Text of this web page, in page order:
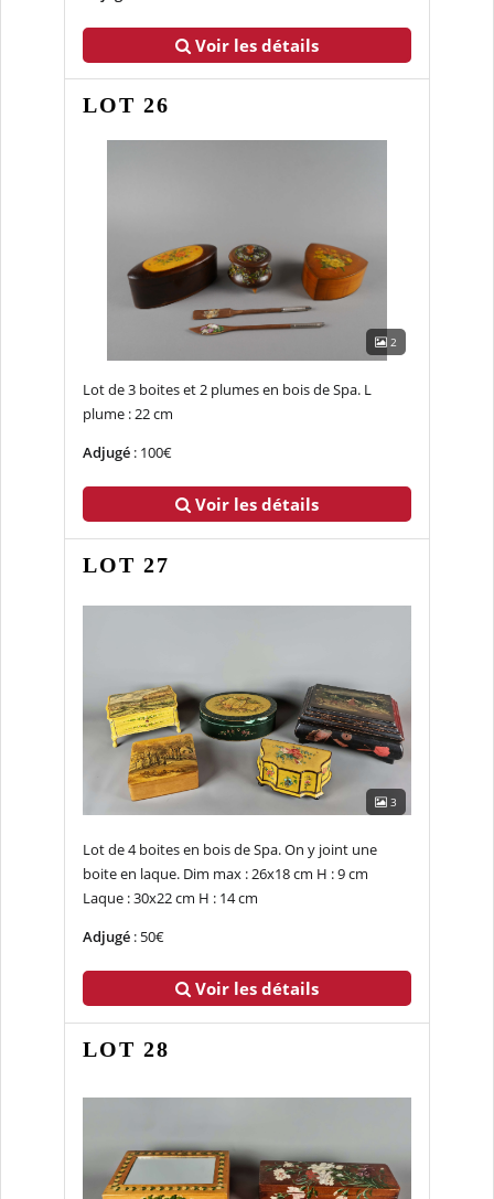
Voir les détails
LOT 26
2
Lot de 3 boites et 2 plumes en bois de Spa. L
plume : 22 cm
Adjugé: 100€
Voir les détails
LOT 27
3
Lot de 4 boites en bois de Spa. On y joint une
boite en laque. Dim max : 26x18 cm H : 9 cm
Laque : 30x22 cm H : 14 cm
Adjugé: 50€
Voir les détails
LOT 28